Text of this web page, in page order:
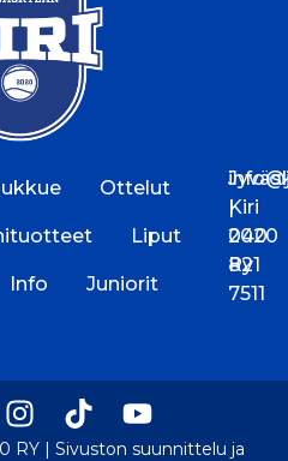
Ottelut
Liput
Info Juniorit
Kiri
2020
Ry
|
040
821
7511
RY | Sivuston suunnittelu ja